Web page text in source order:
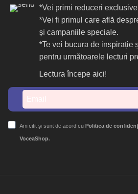
*Vei primi reduceri
*Vei fi primul care află
și campaniile speciale.
*Te vei bucura de inspirație
pentru următoarele lecturi
Lectura începe aici!
Am citit și sunt de acord cu Politica de
VoceaShop.